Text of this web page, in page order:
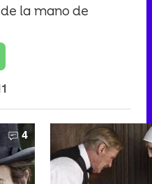
la mano de
4